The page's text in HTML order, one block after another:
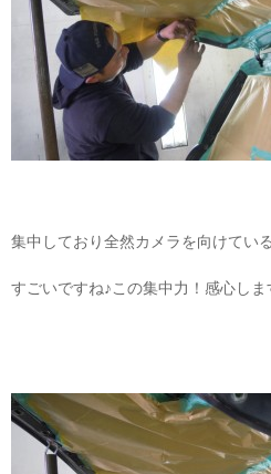
集中しており全然カメラを向けてい
すごいですね♪この集中力！感心しま